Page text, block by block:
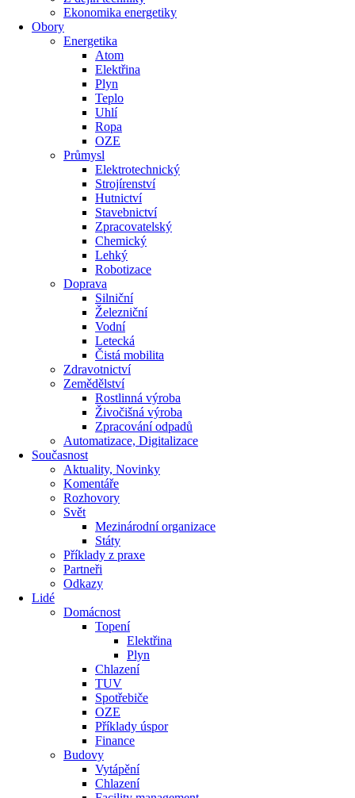
Ekonomika energetiky
Obory
Energetika
Atom
Elektřina
Plyn
Teplo
Uhlí
Ropa
OZE
Průmysl
Elektrotechnický
Strojírenství
Hutnictví
Stavebnictví
Zpracovatelský
Chemický
Lehký
Robotizace
Doprava
Silniční
Železniční
Vodní
Letecká
Čistá mobilita
Zdravotnictví
Zemědělství
Rostlinná výroba
Živočišná výroba
Zpracování odpadů
Automatizace, Digitalizace
Současnost
Aktuality, Novinky
Komentáře
Rozhovory
Svět
Mezinárodní organizace
Státy
Příklady z praxe
Partneři
Odkazy
Lidé
Domácnost
Topení
Elektřina
Plyn
Chlazení
TUV
Spotřebiče
OZE
Příklady úspor
Finance
Budovy
Vytápění
Chlazení